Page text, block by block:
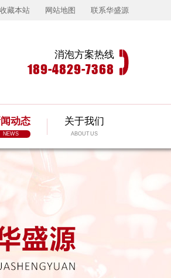
收藏本站 网站地图 联系华盛源
消泡方案热线
189-4829-7368
动态
NEWS
关于我们
ABOUT US